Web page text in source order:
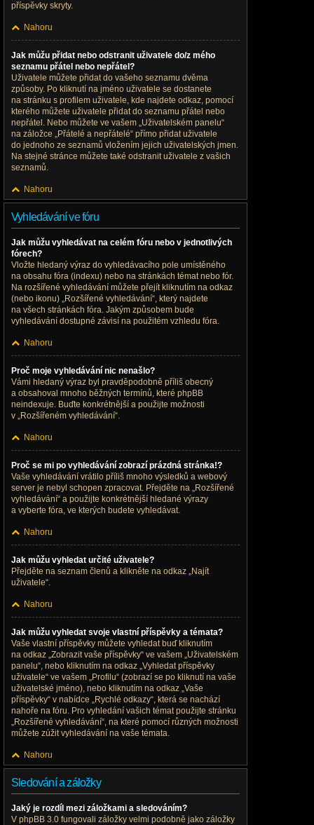
příspěvky skryty.
Nahoru
Jak můžu přidat nebo odstranit uživatele do/z mého
seznamu přátel nebo nepřátel?
Uživatele můžete přidat do vašeho seznamu dvěma
způsoby. Po kliknutí na jméno uživatele se dostanete
na stránku s profilem uživatele, kde najdete odkaz, pomocí
kterého můžete uživatele přidat do seznamu přátel nebo
nepřátel. Nebo můžete ve vašem „Uživatelském panelu“
na záložce „Přátelé a nepřátelé“ přímo přidat uživatele
do jednoho ze seznamů vložením jejich uživatelských jmen.
Na stejné stránce můžete také odstranit uživatele z vašich
seznamů.
Nahoru
Vyhledávání ve fóru
Jak můžu vyhledávat na celém fóru nebo v jednotlivých
fórech?
Vložte hledaný výraz do vyhledávacího pole umístěného
na obsahu fóra (indexu) nebo na stránkách témat nebo fór.
Na rozšířené vyhledávání můžete přejít kliknutím na odkaz
(nebo ikonu) „Rozšířené vyhledávání“, který najdete
na všech stránkách fóra. Jakým způsobem bude
vyhledávání dostupné závisí na použitém vzhledu fóra.
Nahoru
Proč moje vyhledávání nic nenašlo?
Vámi hledaný výraz byl pravděpodobně příliš obecný
a obsahoval mnoho běžných termínů, které phpBB
neindexuje. Buďte konkrétnější a použijte možnosti
v „Rozšířeném vyhledávání“.
Nahoru
Proč se mi po vyhledávání zobrazí prázdná stránka!?
Vaše vyhledávání vrátilo příliš mnoho výsledků a webový
server je nebyl schopen zpracovat. Přejděte na „Rozšířené
vyhledávání“ a použijte konkrétnější hledané výrazy
a vyberte fóra, ve kterých budete vyhledávat.
Nahoru
Jak můžu vyhledat určité uživatele?
Přejděte na seznam členů a klikněte na odkaz „Najít
uživatele“.
Nahoru
Jak můžu vyhledat svoje vlastní příspěvky a témata?
Vaše vlastní příspěvky můžete vyhledat buď kliknutím
na odkaz „Zobrazit vaše příspěvky“ ve vašem „Uživatelském
panelu“, nebo kliknutím na odkaz „Vyhledat příspěvky
uživatele“ ve vašem „Profilu“ (zobrazí se po kliknutí na vaše
uživatelské jméno), nebo kliknutím na odkaz „Vaše
příspěvky“ v nabídce „Rychlé odkazy“, která se nachází
nahoře na fóru. Pro vyhledání vašich témat použijte stránku
„Rozšířené vyhledávání“, na které pomocí různých možnosti
můžete zúžit vyhledávání na vaše témata.
Nahoru
Sledování a záložky
Jaký je rozdíl mezi záložkami a sledováním?
V phpBB 3.0 fungovali záložky velmi podobně jako záložky